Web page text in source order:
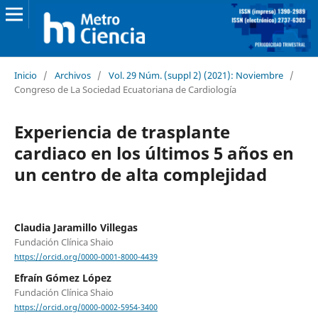
Inicio / Archivos / Vol. 29 Núm. (suppl 2) (2021): Noviembre /
Congreso de La Sociedad Ecuatoriana de Cardiología
Experiencia de trasplante
cardiaco en los últimos 5 años en
un centro de alta complejidad
Claudia Jaramillo Villegas
Fundación Clínica Shaio
https://orcid.org/0000-0001-8000-4439
Efraín Gómez López
Fundación Clínica Shaio
https://orcid.org/0000-0002-5954-3400